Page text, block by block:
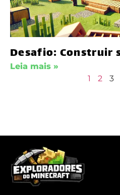
Desafio: Construir
Leia mais »
1
2 3